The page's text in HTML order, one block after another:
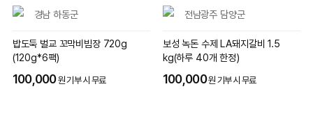
경남 하동군
밥도둑 벌교 꼬막비빔장 720g
(120g*6팩)
100,000원 기부 시 무료
전남광주 담양군
보성 녹돈 수제 LA돼지갈비 1.5
kg(하루 40개 한정)
100,000원 기부 시 무료